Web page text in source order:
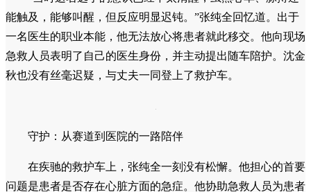
始模糊。”沈金秋没有犹豫，立刻跑上前去，将对方扶到赛道
旁阴凉处进行降温处理。与此同时，她拨通了跑在稍前方的丈
夫张纯全的电话，急促地说：“快回来，有人情况不对！”
张纯全接到电话后，毫不犹豫地折返。他赶到现场时，
“当时这名选手的意识已经不太清醒，虽然心率、脉搏还